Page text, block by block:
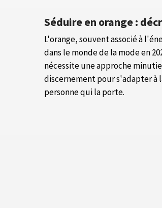
Séduire en orange :
L'orange, souvent associé à
dans le monde de la mode en
nécessite une approche
discernement pour s'adapter à
personne qui la porte.